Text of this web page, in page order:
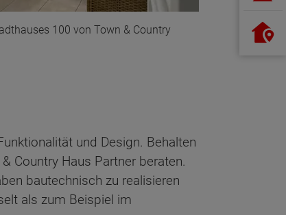
100 von Town & Country
und Design. Behalten
Country Haus Partner beraten.
bautechnisch zu realisieren
als zum Beispiel im